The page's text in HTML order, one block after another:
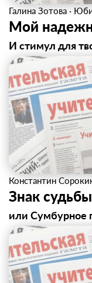
Галина Зотова ·
Мой
И стимул для
Константин
Знак
или Сумбурное